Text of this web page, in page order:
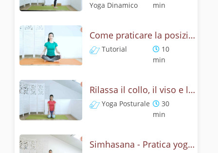
Yoga Dinamico
min
Come praticare la posizione del leone? Tutorial Simhasana
Tutorial
10
min
Rilassa il collo, il viso e le spalle - Yoga con la posizione del leone
Yoga Posturale
30
min
Simhasana - Pratica yoga con la tecnica della posizione del ruggito del leone